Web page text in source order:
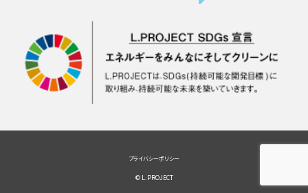
プライバシーポリシー
© L.PROJECT